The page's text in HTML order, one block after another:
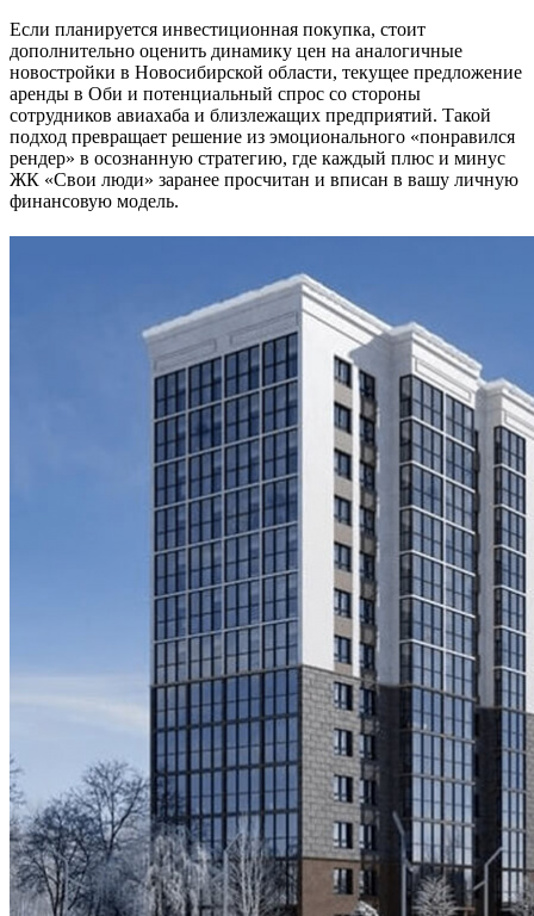
Если планируется инвестиционная покупка, стоит
дополнительно оценить динамику цен на аналогичные
новостройки в Новосибирской области, текущее предложение
аренды в Оби и потенциальный спрос со стороны
сотрудников авиахаба и близлежащих предприятий. Такой
подход превращает решение из эмоционального «понравился
рендер» в осознанную стратегию, где каждый плюс и минус
ЖК «Свои люди» заранее просчитан и вписан в вашу личную
финансовую модель.